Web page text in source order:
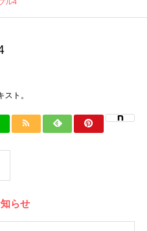
ル4
ト。
らせ